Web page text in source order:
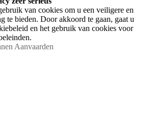
van cookies om u een veiligere en
te bieden. Door akkoord te gaan, gaat u
en het gebruik van cookies voor
Aanvaarden